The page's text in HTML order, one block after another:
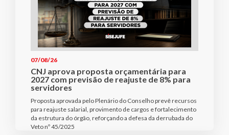
07/08/26
CNJ aprova proposta orçamentária para
2027 com previsão de reajuste de 8% para
servidores
Proposta aprovada pelo Plenário do Conselho prevê recursos
para reajuste salarial, provimento de cargos e fortalecimento
da estrutura do órgão, reforçando a defesa da derrubada do
Veto nº 45/2025